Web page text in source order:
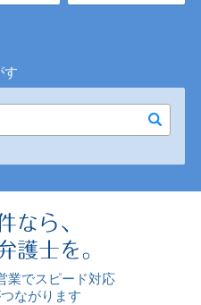
す
業でスピード対応
ながります